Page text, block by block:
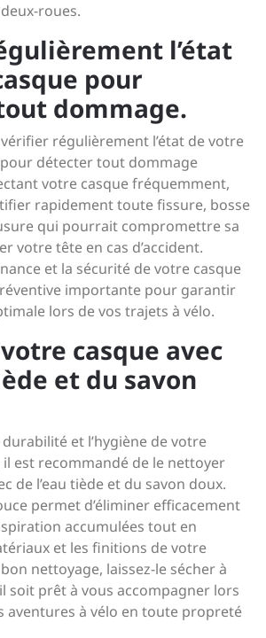
roues.
l’état
pour
dommage.
régulièrement l’état de votre
pour détecter tout dommage
votre casque fréquemment,
rapidement toute fissure, bosse
qui pourrait compromettre sa
votre tête en cas d’accident.
et la sécurité de votre casque
importante pour garantir
lors de vos trajets à vélo.
casque avec
et du savon
et l’hygiène de votre
il est recommandé de le nettoyer
de l’eau tiède et du savon doux.
permet d’éliminer efficacement
accumulées tout en
et les finitions de votre
nettoyage, laissez-le sécher à
soit prêt à vous accompagner lors
aventures à vélo en toute propreté